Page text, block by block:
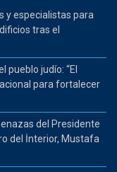
y especialistas para
tras el
judío: “El
para fortalecer
del Presidente
del İnterior, Mustafa